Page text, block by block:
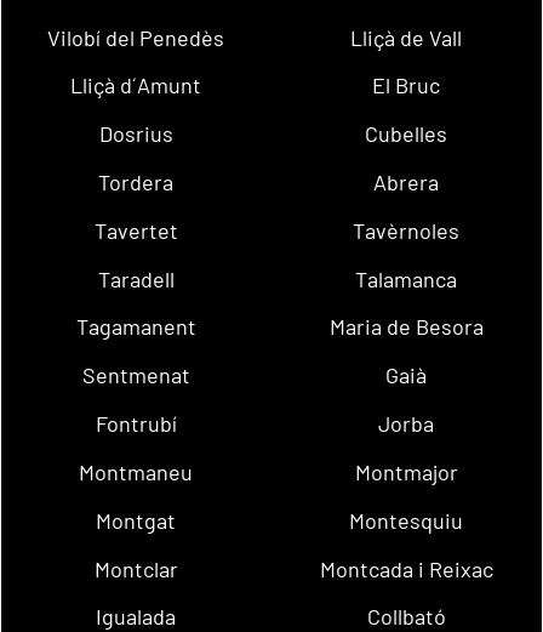
Vilobí del Penedès
Lliçà de Vall
Lliçà d´Amunt
El Bruc
Dosrius
Cubelles
Tordera
Abrera
Tavertet
Tavèrnoles
Taradell
Talamanca
Tagamanent
Maria de Besora
Sentmenat
Gaià
Fontrubí
Jorba
Montmaneu
Montmajor
Montgat
Montesquiu
Montclar
Montcada i Reixac
Igualada
Collbató